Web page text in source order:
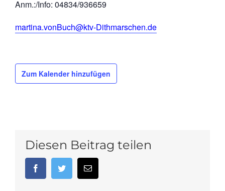
Anm.:/Info: 04834/936659
martina.vonBuch@ktv-Dithmarschen.de
Zum Kalender hinzufügen
Diesen Beitrag teilen
FacebookTwitter E-
Mail